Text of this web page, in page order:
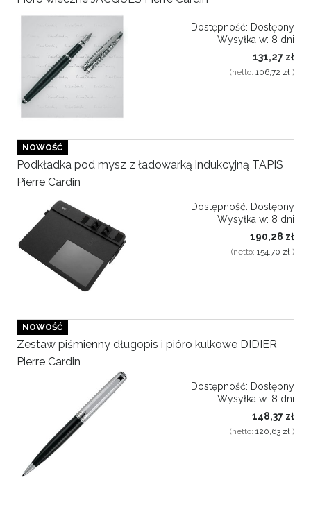
Dostępność: Dostępny
Wysyłka w: 8 dni
131,27 zł
(netto: 106,72 zł )
Podkładka pod mysz z ładowarką indukcyjną TAPIS
Pierre Cardin
Dostępność: Dostępny
Wysyłka w: 8 dni
190,28 zł
(netto: 154,70 zł )
NOWOŚĆ
Zestaw piśmienny długopis i pióro kulkowe DIDIER
Pierre Cardin
Dostępność: Dostępny
Wysyłka w: 8 dni
148,37 zł
(netto: 120,63 zł )
NOWOŚĆ